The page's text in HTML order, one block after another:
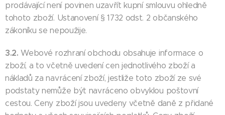
prodávající není povinen uzavřít kupní smlouvu ohledně
tohoto zboží. Ustanovení § 1732 odst. 2 občanského
zákoníku se nepoužije.
3.2.Webové rozhraní obchodu obsahuje informace o
zboží, a to včetně uvedení cen jednotlivého zboží a
nákladů za navrácení zboží, jestliže toto zboží ze své
podstaty nemůže být navráceno obvyklou poštovní
cestou. Ceny zboží jsou uvedeny včetně daně z přidané